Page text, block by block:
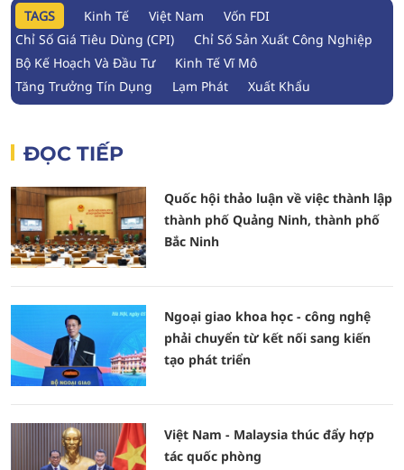
TAGS Kinh Tế Việt Nam
Vốn FDI
Chỉ Số Giá Tiêu Dùng (CPI)
Chỉ Số Sản Xuất Công Nghiệp
Bộ Kế Hoạch Và Đầu Tư
Kinh Tế Vĩ Mô
Tăng Trưởng Tín Dụng
Lạm Phát Xuất Khẩu
ĐỌC TIẾP
Quốc hội thảo luận về việc thành lập
thành phố Quảng Ninh, thành phố
Bắc Ninh
Ngoại giao khoa học - công nghệ
phải chuyển từ kết nối sang kiến
tạo phát triển
Việt Nam - Malaysia thúc đẩy hợp
tác quốc phòng